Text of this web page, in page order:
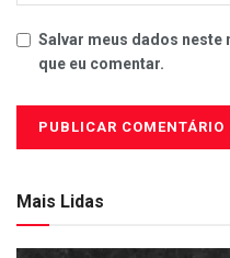
Salvar meus dados neste
que eu comentar.
Mais Lidas